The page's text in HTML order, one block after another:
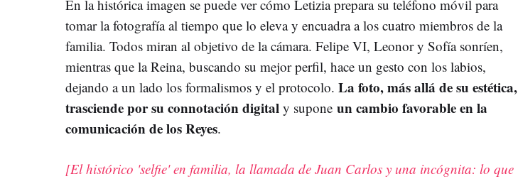
En la histórica imagen se puede ver cómo Letizia prepara su teléfono móvil para
tomar la fotografía al tiempo que lo eleva y encuadra a los cuatro miembros de la
familia. Todos miran al objetivo de la cámara. Felipe VI, Leonor y Sofía sonríen,
mientras que la Reina, buscando su mejor perfil, hace un gesto con los labios,
dejando a un lado los formalismos y el protocolo. La foto, más allá de su estética,
trasciende por su connotación digital y supone un cambio favorable en la
comunicación de los Reyes.
[El histórico 'selfie' en familia, la llamada de Juan Carlos y una incógnita: lo que